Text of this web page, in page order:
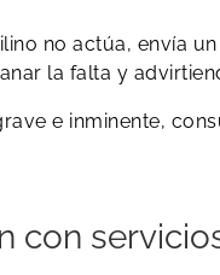
no actúa, envía
la falta y
e inminente,
con